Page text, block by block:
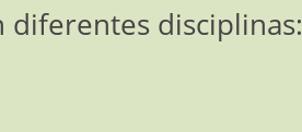
diferentes disciplinas: